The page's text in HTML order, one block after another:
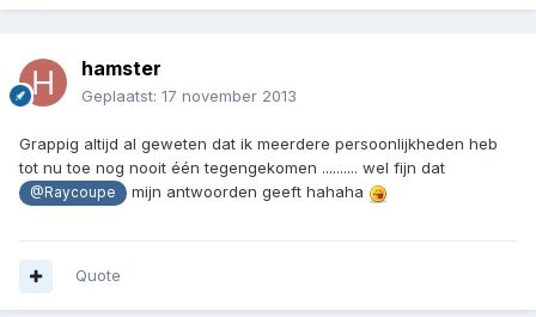
hamster
Geplaatst: 17 november 2013
Grappig altijd al geweten dat ik meerdere persoonlijkheden heb
tot nu toe nog nooit één tegengekomen .......... wel fijn dat
@Raycoupe mijn antwoorden geeft hahaha
Quote